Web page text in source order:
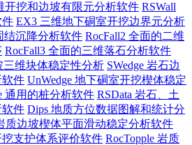
开挖和边坡有限元分析软件 RSWall
件 EX3 三维地下硐室开挖边界元分析
结沉降分析软件 RocFall2 全面的二维
RocFall3 全面的三维落石分析软件
三维块体稳定性分析 SWedge 岩石边
件 UnWedge 地下硐室开挖楔体稳定
通用的桩分析软件 RSData 岩石、土
件 Dips 地质方位数据图解和统计分
质边坡楔体平面滑动稳定分析软件
挖支护体系评价软件 RocTopple 岩质